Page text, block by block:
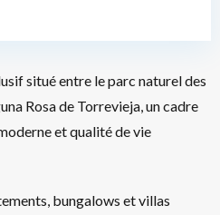
situé entre le parc naturel des
Rosa de Torrevieja, un cadre
et qualité de vie
bungalows et villas